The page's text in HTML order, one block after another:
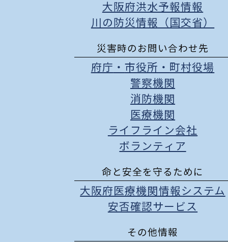
大阪府洪水予報情報
川の防災情報（国交省）
災害時のお問い合わせ先
府庁 ・ 市役所 ・ 町村役場
警察機関
消防機関
医療機関
ライフライン会社
ボランティア
命と安全を守るために
大阪府医療機関情報システム
安否確認サービス
その他情報